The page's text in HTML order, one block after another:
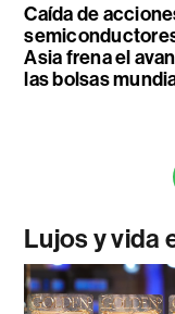
Caída de
Asia frena el
las bolsas
Lujos y vida